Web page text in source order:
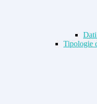
Tipologie